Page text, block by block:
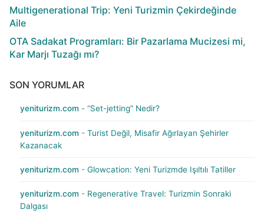
Multigenerational Trip: Yeni Turizmin Çekirdeğinde
Aile
OTA Sadakat Programları: Bir Pazarlama Mucizesi mi,
Kar Marjı Tuzağı mı?
SON YORUMLAR
yeniturizm.com - “Set-jetting” Nedir?
yeniturizm.com - Turist Değil, Misafir Ağırlayan Şehirler
Kazanacak
yeniturizm.com - Glowcation: Yeni Turizmde Işıltılı Tatiller
yeniturizm.com - Regenerative Travel: Turizmin Sonraki
Dalgası